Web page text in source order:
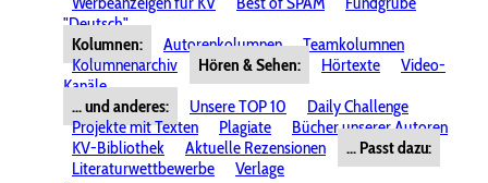
"Deutsch"
Kolumnen:
Autorenkolumnen
Teamkolumnen
Kolumnenarchiv
Hören & Sehen: Hörtexte
Video-
Kanäle
... und anderes:
Unsere TOP 10
Daily Challenge
Projekte mit Texten
Plagiate
Bücher unserer Autoren
KV-Bibliothek
Aktuelle Rezensionen
... Passt dazu:
Literaturwettbewerbe
Verlage